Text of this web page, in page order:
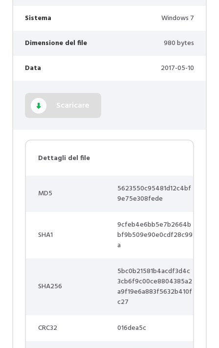
Sistema Windows 7
Dimensione del file 980 bytes
Data 2017-05-10
Scaricare
Dettagli del file
MD5
5623550c95481d12c4bf
9e75e308fede
SHA1
9cfeb4e6bb5e7b2664b
bf9b509e90e0cdf28c99
a
SHA256
5bc0b21581b4acdf3d4c
3cb6f9c00ce8804385a2
a9f19e6a883f5632b410f
c27
CRC32 016dea5c